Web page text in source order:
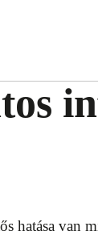
hatása van